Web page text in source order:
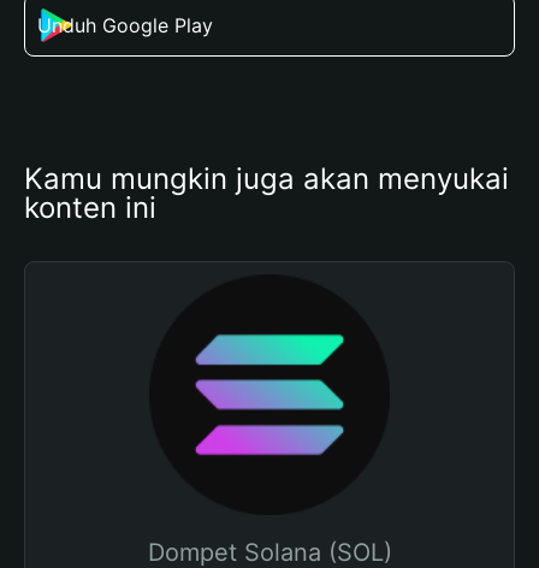
Unduh Google Play
Kamu mungkin juga akan menyukai
konten ini
Dompet Solana (SOL)